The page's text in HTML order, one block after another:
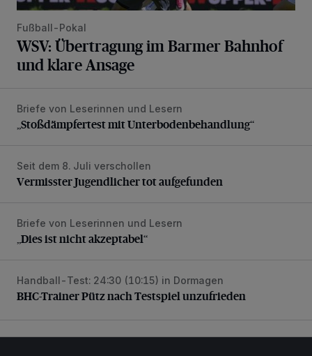
Fußball-Pokal
WSV: Übertragung im Barmer Bahnhof
und klare Ansage
„Stoßdämpfertest mit Unterbodenbehandlung“
Briefe von Leserinnen und Lesern
„Stoßdämpfertest mit Unterbodenbehandlung“
Vermisster Jugendlicher tot aufgefunden
Seit dem 8. Juli verschollen
Vermisster Jugendlicher tot aufgefunden
„Dies ist nicht akzeptabel“
Briefe von Leserinnen und Lesern
„Dies ist nicht akzeptabel“
BHC-Trainer Pütz nach Testspiel unzufrieden
Handball-Test: 24:30 (10:15) in Dormagen
BHC-Trainer Pütz nach Testspiel unzufrieden